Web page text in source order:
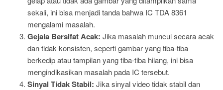
sekali, ini bisa menjadi tanda bahwa IC TDA 8361
mengalami masalah.
Gejala Bersifat Acak: Jika masalah muncul secara acak
dan tidak konsisten, seperti gambar yang tiba-tiba
berkedip atau tampilan yang tiba-tiba hilang, ini bisa
mengindikasikan masalah pada IC tersebut.
Sinyal Tidak Stabil: Jika sinyal video tidak stabil dan